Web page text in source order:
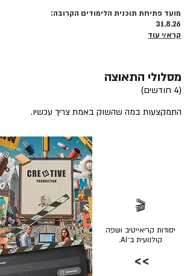
מועד פתיחת תוכנית הלימודים הקרובה:
31.8.26
קרא/י עוד
מסלולי התאוצה
(4 חודשים)
התמקצעות במה שהשוק באמת צריך עכשיו.
🎬
יסודות קריאייטיב ושפה
קולנועית ב־AI.
>>